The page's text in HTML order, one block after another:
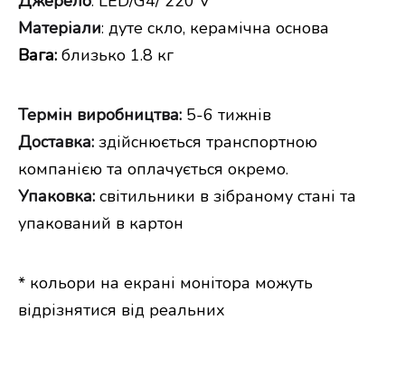
Матеріали: дуте скло, керамічна основа
Вага: близько 1.8 кг
Термін виробництва: 5-6 тижнів
Доставка: здійснюється транспортною
компанією та оплачується окремо.
Упаковка: світильники в зібраному стані та
упакований в картон
* кольори на екрані монітора можуть
відрізнятися від реальних